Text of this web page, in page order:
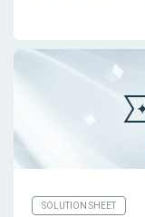
SOLUTION SHEET